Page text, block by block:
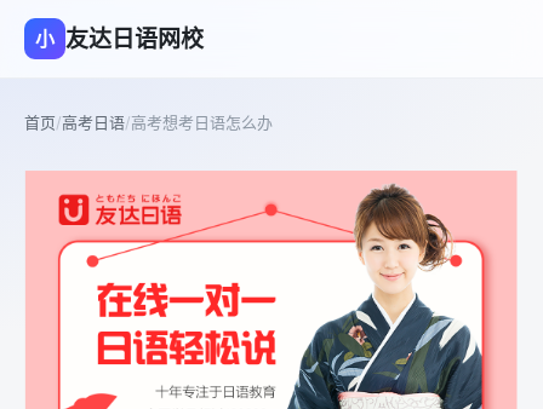
小 友达日语网校
首页/高考日语/高考想考日语怎么办